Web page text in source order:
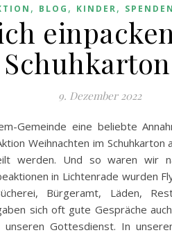
, BLOG , KINDER, SPENDEN
9. Dezember 2022
Gemeinde eine beliebte
Weihnachten im
werden. Und so waren wir
in Lichtenrade wurden
Bürgeramt, Läden,
sich oft gute Gespräche
unseren Gottesdienst. In